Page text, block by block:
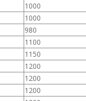
1000
1000
980
1100
1150
1200
1200
1200